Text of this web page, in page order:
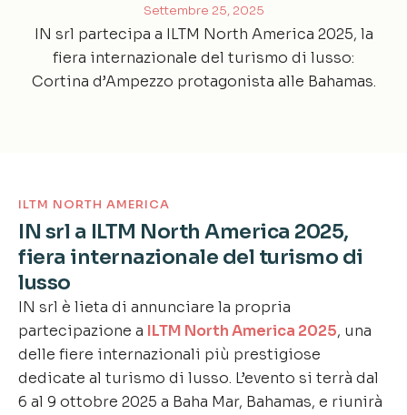
Settembre 25, 2025
IN srl partecipa a ILTM North America 2025, la
fiera internazionale del turismo di lusso:
Cortina d’Ampezzo protagonista alle Bahamas.
ILTM NORTH AMERICA
IN srl a ILTM North America 2025,
fiera internazionale del turismo di
lusso
IN srl è lieta di annunciare la propria
partecipazione a ILTM North America 2025, una
delle fiere internazionali più prestigiose
dedicate al turismo di lusso. L’evento si terrà dal
6 al 9 ottobre 2025 a Baha Mar, Bahamas, e riunirà